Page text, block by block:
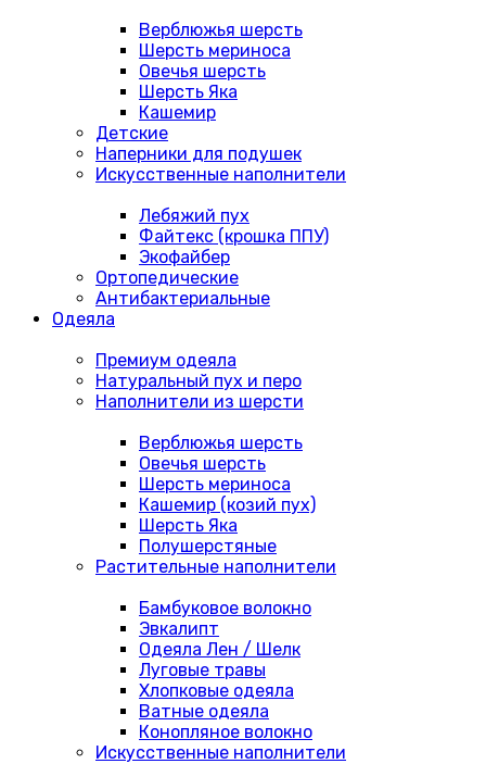
Верблюжья шерсть
Шерсть мериноса
Овечья шерсть
Шерсть Яка
Кашемир
Детские
Наперники для подушек
Искусственные наполнители
Лебяжий пух
Файтекс (крошка ППУ)
Экофайбер
Ортопедические
Антибактериальные
Одеяла
Премиум одеяла
Натуральный пух и перо
Наполнители из шерсти
Верблюжья шерсть
Овечья шерсть
Шерсть мериноса
Кашемир (козий пух)
Шерсть Яка
Полушерстяные
Растительные наполнители
Бамбуковое волокно
Эвкалипт
Одеяла Лен / Шелк
Луговые травы
Хлопковые одеяла
Ватные одеяла
Конопляное волокно
Искусственные наполнители